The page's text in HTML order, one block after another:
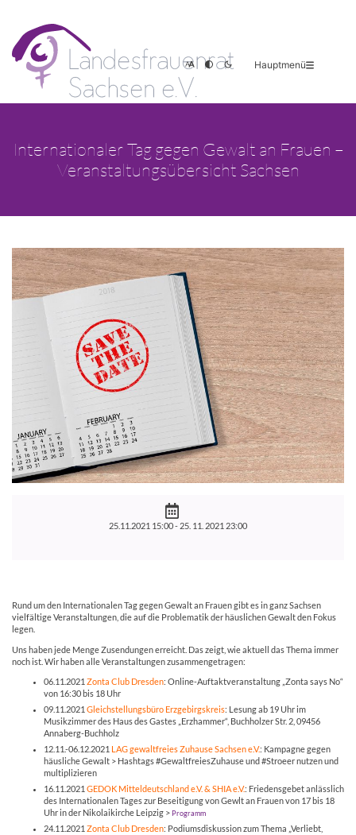
Hauptmenü
Internationaler Tag gegen Gewalt an Frauen –
Veranstaltungsübersicht Sachsen
25.11.2021 15:00 - 25. 11. 2021 23:00
Rund um den Internationalen Tag gegen Gewalt an Frauen gibt es in ganz Sachsen
vielfältige Veranstaltungen, die auf die Problematik der häuslichen Gewalt den Fokus
legen.
Uns haben jede Menge Zusendungen erreicht. Das zeigt, wie aktuell das Thema immer
noch ist. Wir haben alle Veranstaltungen zusammengetragen:
06.11.2021 Zonta Club Dresden: Online-Auftaktveranstaltung „Zonta says No“
von 16:30 bis 18 Uhr
09.11.2021 Gleichstellungsbüro Erzgebirgskreis: Lesung ab 19 Uhr im
Musikzimmer des Haus des Gastes „Erzhammer“, Buchholzer Str. 2, 09456
Annaberg-Buchholz
12.11.-06.12.2021 LAG gewaltfreies Zuhause Sachsen e.V.: Kampagne gegen
häusliche Gewalt > Hashtags #GewaltfreiesZuhause und #Stroeer nutzen und
multiplizieren
16.11.2021 GEDOK Mitteldeutschland e.V. & SHIA e.V.: Friedensgebet anlässlich
des Internationalen Tages zur Beseitigung von Gewlt an Frauen von 17 bis 18
Uhr in der Nikolaikirche Leipzig >Programm
24.11.2021 Zonta Club Dresden: Podiumsdiskussion zum Thema „Verliebt,